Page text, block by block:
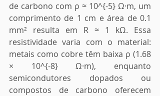
de carbono com ρ ≈ 10^{-5} Ω·m, um
comprimento de 1 cm e área de 0.1
mm² resulta em R ≈ 1 kΩ. Essa
resistividade varia com o material:
metais como cobre têm baixa ρ (1.68
× 10^{-8} Ω·m), enquanto
semicondutores dopados ou
compostos de carbono oferecem